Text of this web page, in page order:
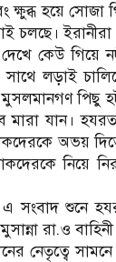
ক্ষুব্ধ হয়ে সোজা
ইরানীরা
কেউ গিয়ে
সাথে লড়াই
পিছু
যান।
অভয়
নিয়ে
সংবাদ শুনে
রা.ও
নেতৃত্বে